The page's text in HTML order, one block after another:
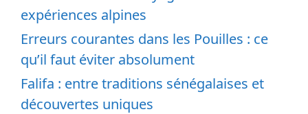
expériences alpines
Erreurs courantes dans les Pouilles : ce
qu’il faut éviter absolument
Falifa : entre traditions sénégalaises et
découvertes uniques